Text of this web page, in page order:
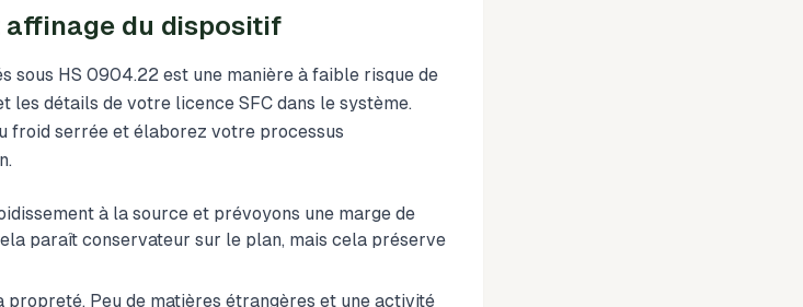
affinage du dispositif
sous HS 0904.22 est une manière à faible risque de
détails de votre licence SFC dans le système.
froid serrée et élaborez votre processus
à la source et prévoyons une marge de
paraît conservateur sur le plan, mais cela préserve
propreté. Peu de matières étrangères et une activité